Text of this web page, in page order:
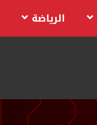
الرياضة